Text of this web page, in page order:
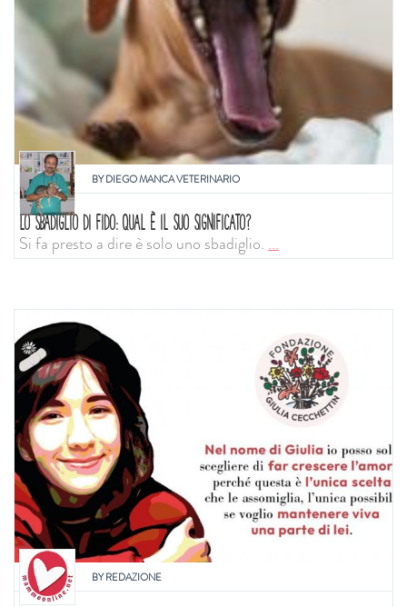
BYDIEGO MANCA VETERINARIO
LO SBADIGLIO DI FIDO: QUAL È IL SUO SIGNIFICATO?
Si fa presto a dire è solo uno sbadiglio....
BYREDAZIONE